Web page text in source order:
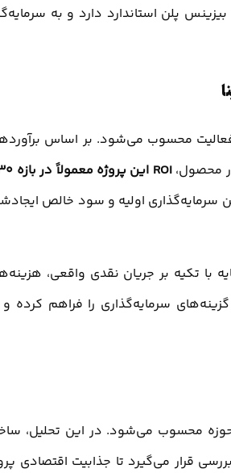
پلن استاندارد دارد و به
محسوب می‌شود. بر اساس
محصول،
اولیه و سود خالص
با تکیه بر جریان نقدی واقعی،
سرمایه‌گذاری را فراهم کرده
حوزه محسوب می‌شود. در این تحلیل،
قرار می‌گیرد تا جذابیت اقتصادی